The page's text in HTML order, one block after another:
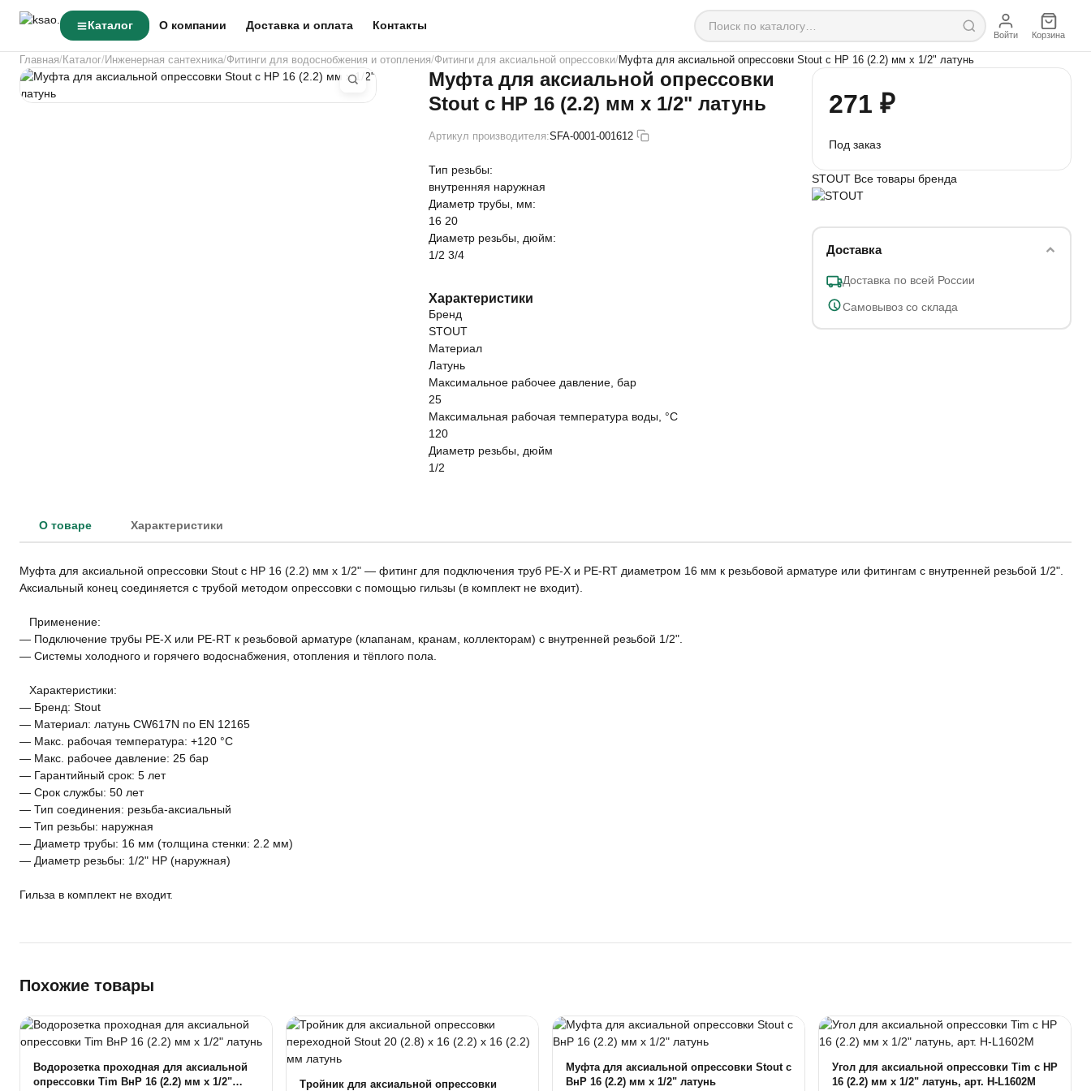
Каталог О компании Доставка и оплата Контакты
Войти Корзина
Главная Каталог Инженерная сантехника Фитинги для водоснобжения и отопления Фитинги для аксиальной опрессовки Муфта для аксиальной опрессовки Stout с НР 16 (2.2) мм х 1/2" латунь
Муфта для аксиальной опрессовки
Stout с НР 16 (2.2) мм х 1/2" латунь
Артикул производителя:SFA-0001-001612
Тип резьбы:
внутренняя наружная
Диаметр трубы, мм:
16 20
Диаметр резьбы, дюйм:
1/2 3/4
271 ₽
Под заказ
STOUT Все товары бренда
Доставка
Доставка по всей России
Самовывоз со склада
Характеристики
Бренд
STOUT
Материал
Латунь
Максимальное рабочее давление, бар
25
Максимальная рабочая температура воды, °C
120
Диаметр резьбы, дюйм
1/2
О товаре Характеристики
Муфта для аксиальной опрессовки Stout с НР 16 (2.2) мм х 1/2" — фитинг для подключения труб PE-X и PE-RT диаметром 16 мм к резьбовой арматуре или фитингам с внутренней резьбой 1/2".
Аксиальный конец соединяется с трубой методом опрессовки с помощью гильзы (в комплект не входит).
Применение:
— Подключение трубы PE-X или PE-RT к резьбовой арматуре (клапанам, кранам, коллекторам) с внутренней резьбой 1/2".
— Системы холодного и горячего водоснабжения, отопления и тёплого пола.
Характеристики:
— Бренд: Stout
— Материал: латунь CW617N по EN 12165
— Макс. рабочая температура: +120 °C
— Макс. рабочее давление: 25 бар
— Гарантийный срок: 5 лет
— Срок службы: 50 лет
— Тип соединения: резьба-аксиальный
— Тип резьбы: наружная
— Диаметр трубы: 16 мм (толщина стенки: 2.2 мм)
— Диаметр резьбы: 1/2" НР (наружная)
Гильза в комплект не входит.
Похожие товары
Водорозетка проходная для аксиальной
опрессовки Tim ВнР 16 (2.2) мм x 1/2"
Тройник для аксиальной опрессовки
Муфта для аксиальной опрессовки Stout с
ВнР 16 (2.2) мм х 1/2" латунь
Угол для аксиальной опрессовки Tim c НР
16 (2.2) мм х 1/2" латунь, арт. H-L1602M